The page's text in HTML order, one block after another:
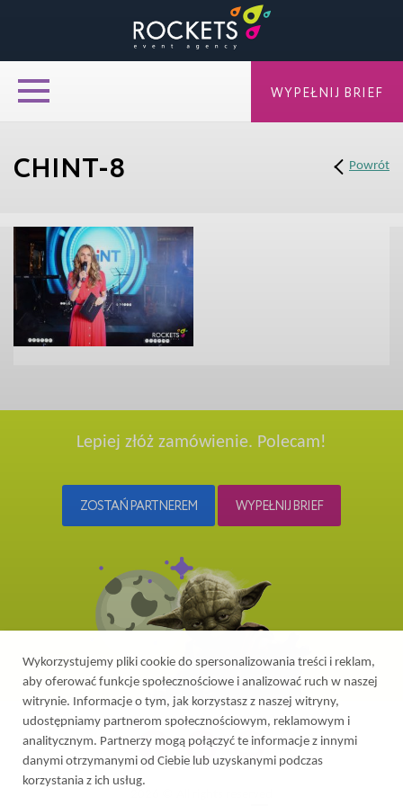
CHINT-8 Powrót
Lepiej złóż zamówienie. Polecam!
ZOSTAŃ PARTNEREM WYPEŁNIJ BRIEF
WYPEŁNIJ BRIEF
Wykorzystujemy pliki cookie do spersonalizowania treści i reklam,
aby oferować funkcje społecznościowe i analizować ruch w naszej
witrynie. Informacje o tym, jak korzystasz z naszej witryny,
udostępniamy partnerom społecznościowym, reklamowym i
analitycznym. Partnerzy mogą połączyć te informacje z innymi
danymi otrzymanymi od Ciebie lub uzyskanymi podczas
korzystania z ich usług.